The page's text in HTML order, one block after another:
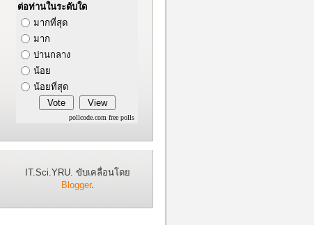
ต่อท่านในระดับใด
มากที่สุด
มาก
ปานกลาง
น้อย
น้อยที่สุด
pollcode.com free polls
IT.Sci.YRU. ขับเคลื่อนโดย
Blogger.